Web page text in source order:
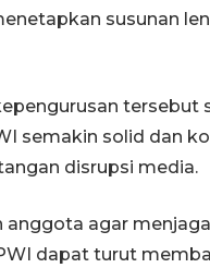
susunan
tersebut
semakin solid dan
disrupsi media.
anggota agar
dapat turut